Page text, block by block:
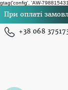
gtag('config', 'AW-
При оплаті
+38 068